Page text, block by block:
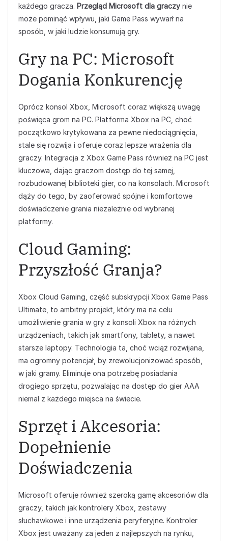
każdego gracza. Przegląd Microsoft dla graczy nie
może pominąć wpływu, jaki Game Pass wywarł na
sposób, w jaki ludzie konsumują gry.
Gry na PC: Microsoft
Dogania Konkurencję
Oprócz konsol Xbox, Microsoft coraz większą uwagę
poświęca grom na PC. Platforma Xbox na PC, choć
początkowo krytykowana za pewne niedociągnięcia,
stale się rozwija i oferuje coraz lepsze wrażenia dla
graczy. Integracja z Xbox Game Pass również na PC jest
kluczowa, dając graczom dostęp do tej samej,
rozbudowanej biblioteki gier, co na konsolach. Microsoft
dąży do tego, by zaoferować spójne i komfortowe
doświadczenie grania niezależnie od wybranej
platformy.
Cloud Gaming:
Przyszłość Granja?
Xbox Cloud Gaming, część subskrypcji Xbox Game Pass
Ultimate, to ambitny projekt, który ma na celu
umożliwienie grania w gry z konsoli Xbox na różnych
urządzeniach, takich jak smartfony, tablety, a nawet
starsze laptopy. Technologia ta, choć wciąż rozwijana,
ma ogromny potencjał, by zrewolucjonizować sposób,
w jaki gramy. Eliminuje ona potrzebę posiadania
drogiego sprzętu, pozwalając na dostęp do gier AAA
niemal z każdego miejsca na świecie.
Sprzęt i Akcesoria:
Dopełnienie
Doświadczenia
Microsoft oferuje również szeroką gamę akcesoriów dla
graczy, takich jak kontrolery Xbox, zestawy
słuchawkowe i inne urządzenia peryferyjne. Kontroler
Xbox jest uważany za jeden z najlepszych na rynku,